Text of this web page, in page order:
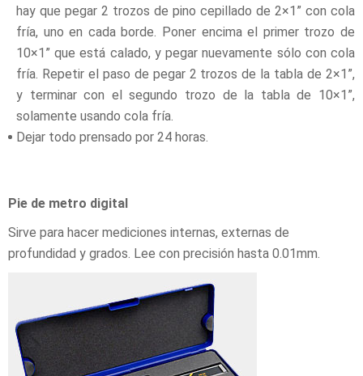
hay que pegar 2 trozos de pino cepillado de 2×1” con cola
fría, uno en cada borde. Poner encima el primer trozo de
10×1” que está calado, y pegar nuevamente sólo con cola
fría. Repetir el paso de pegar 2 trozos de la tabla de 2×1”,
y terminar con el segundo trozo de la tabla de 10×1”,
solamente usando cola fría.
Dejar todo prensado por 24 horas.
Pie de metro digital
Sirve para hacer mediciones internas, externas de
profundidad y grados. Lee con precisión hasta 0.01mm.